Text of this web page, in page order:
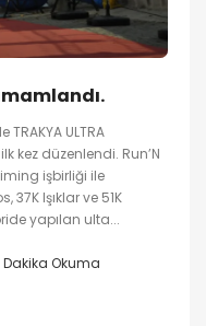
ULTRA
kez düzenlendi. Run’N
işbirliği ile
37K Işıklar ve 51K
yapılan ulta...
Dakika Okuma